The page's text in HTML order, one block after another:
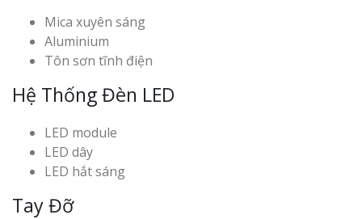
Mica xuyên sáng
Aluminium
Tôn sơn tĩnh điện
Hệ Thống Đèn LED
LED module
LED dây
LED hắt sáng
Tay Đỡ